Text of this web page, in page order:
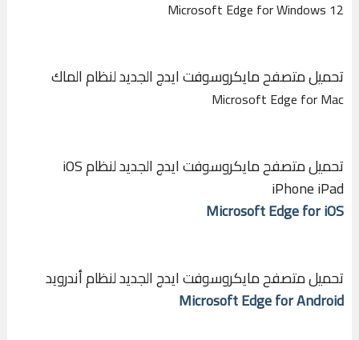
Microsoft Edge for Windows 12
تحميل متصفح مايكروسوفت ايدج الجديد لنظام الماك
Microsoft Edge for Mac
تحميل متصفح مايكروسوفت ايدج الجديد لنظام iOS
iPhone iPad
Microsoft Edge for iOS
تحميل متصفح مايكروسوفت ايدج الجديد لنظام أندرويد
Microsoft Edge for Android